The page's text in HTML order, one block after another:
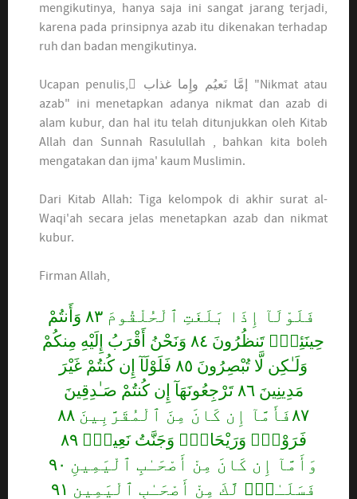
mengikutinya, hanya saja ini sangat jarang terjadi,
karena pada prinsipnya azab itu dikenakan terhadap
ruh dan badan mengikutinya.
Ucapan penulis, ٌ إمَّا نَعيُم وإِما غذاب
"Nikmat atau
azab" ini menetapkan adanya nikmat dan azab di
alam kubur, dan hal itu telah ditunjukkan oleh Kitab
Allah dan Sunnah Rasulullah , bahkan kita boleh
mengatakan dan ijma' kaum Muslimin.
Dari Kitab Allah: Tiga kelompok di akhir surat al-
Waqi'ah secara jelas menetapkan azab dan nikmat
kubur.
Firman Allah,
فَلَوْلَآ إِذَا بَلَغَتِ ٱلْحُلْقُومَ ٨٣ وَأَنتُمْ
حِينَئِذٍۢ تَنظُرُونَ ٨٤ وَنَحْنُ أَقْرَبُ إِلَيْهِ مِنكُمْ
وَلَـٰكِن لَّا تُبْصِرُونَ ٨٥ فَلَوْلَآ إِن كُنتُمْ غَيْرَ
مَدِينِينَ ٨٦ تَرْجِعُونَهَآ إِن كُنتُمْ صَـٰدِقِينَ
٨٧فَأَمَّآ إِن كَانَ مِنَ ٱلْمُقَرَّبِينَ ٨٨
فَرَوْحٌۭ وَرَيْحَانٌۭ وَجَنَّتُ نَعِيمٍۢ ٨٩
وَأَمَّآ إِن كَانَ مِنْ أَصْحَـٰبِ ٱلْيَمِينِ ٩٠
فَسَلَـٰمٌۭ لَّكَ مِنْ أَصْحَـٰبِ ٱلْيَمِينِ ٩١